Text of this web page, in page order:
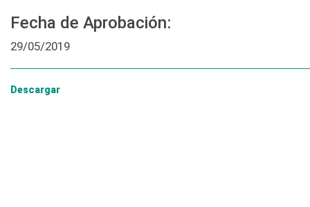
Fecha de Aprobación:
29/05/2019
Descargar